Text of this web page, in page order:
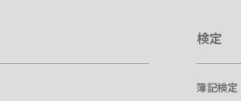
検定
簿記検定